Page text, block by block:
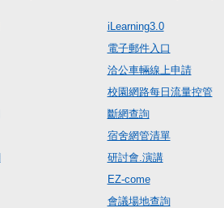
iLearning3.0
電子郵件入口
洽公車輛線上申請
校園網路每日流量控管
斷網查詢
宿舍網管清單
研討會.演講
EZ-come
會議場地查詢